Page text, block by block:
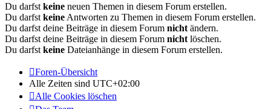
Du darfst keine neuen Themen in diesem Forum erstellen.
Du darfst keine Antworten zu Themen in diesem Forum erstellen.
Du darfst deine Beiträge in diesem Forum nicht ändern.
Du darfst deine Beiträge in diesem Forum nicht löschen.
Du darfst keine Dateianhänge in diesem Forum erstellen.
Foren-Übersicht
Alle Zeiten sind UTC+02:00
Alle Cookies löschen